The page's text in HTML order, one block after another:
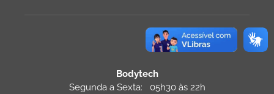
Bodytech
Segunda a Sexta: 05h30 às 22h